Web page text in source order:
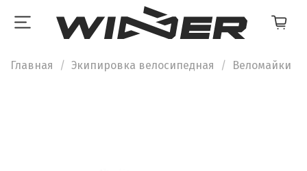
Главная Экипировка велосипедная Веломайки